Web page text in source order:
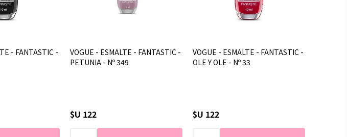
- FANTASTIC -
VOGUE - ESMALTE - FANTASTIC -
PETUNIA - Nº 349
$U 122
VOGUE - ESMALTE - FANTASTIC -
OLE Y OLE - Nº 33
$U 122